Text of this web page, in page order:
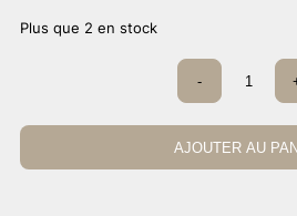
initial
49,00 €.
est :
20,00 €.
Plus que 2 en stock
quantité
Sweat
bleu
T40/44
-
AJOUTER AU